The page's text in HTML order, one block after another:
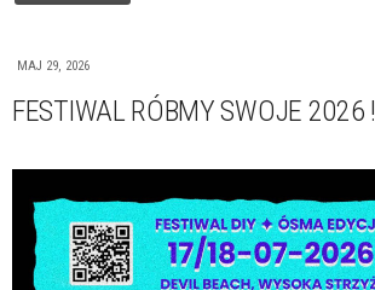
MAJ 29, 2026
FESTIWAL RÓBMY SWOJE 2026 !